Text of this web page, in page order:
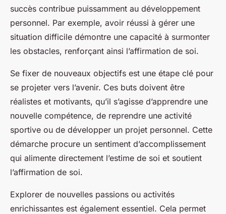
succès contribue puissamment au développement
personnel. Par exemple, avoir réussi à gérer une
situation difficile démontre une capacité à surmonter
les obstacles, renforçant ainsi l’affirmation de soi.
Se fixer de nouveaux objectifs est une étape clé pour
se projeter vers l’avenir. Ces buts doivent être
réalistes et motivants, qu’il s’agisse d’apprendre une
nouvelle compétence, de reprendre une activité
sportive ou de développer un projet personnel. Cette
démarche procure un sentiment d’accomplissement
qui alimente directement l’estime de soi et soutient
l’affirmation de soi.
Explorer de nouvelles passions ou activités
enrichissantes est également essentiel. Cela permet